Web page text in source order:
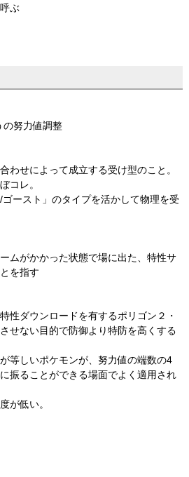
ぶ
の努力値調整
わせによって成立する受け型のこと。
コレ。
ースト」のタイプを活かして物理を受
ムがかかった状態で場に出た、特性サ
を指す
性ダウンロードを有するポリゴン２・
せない目的で防御より特防を高くする
等しいポケモンが、努力値の端数の4
振ることができる場面でよく適用され
が低い。